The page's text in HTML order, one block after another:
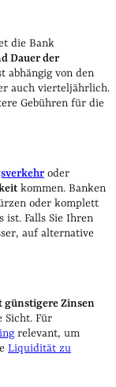
die Bank
Dauer der
abhängig von den
auch vierteljährlich.
Gebühren für die
oder
kommen. Banken
oder komplett
ist. Falls Sie Ihren
auf alternative
günstigere Zinsen
Sicht. Für
relevant, um
Liquidität zu